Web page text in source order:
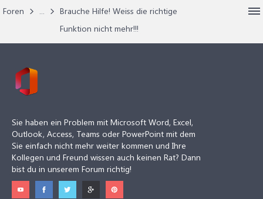
Foren ...
Brauche Hilfe! Weiss die richtige
Funktion nicht mehr!!!
Sie haben ein Problem mit Microsoft Word, Excel,
Outlook, Access, Teams oder PowerPoint mit dem
Sie einfach nicht mehr weiter kommen und Ihre
Kollegen und Freund wissen auch keinen Rat? Dann
bist du in unserem Forum richtig!